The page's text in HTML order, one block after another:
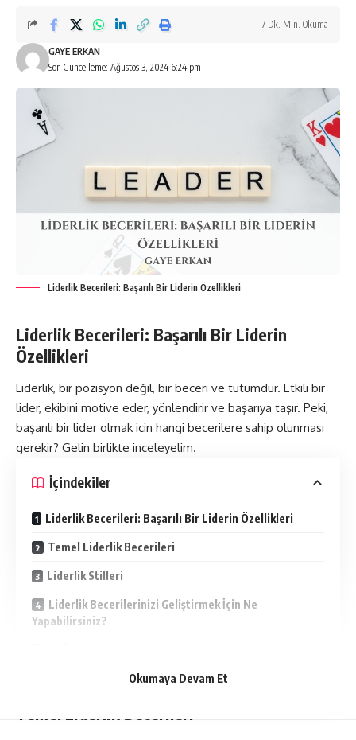
Son Güncelleme: Ağustos 3, 2024 6:24 pm
GAYE ERKAN
7 Dk. Min. Okuma
Liderlik Becerileri: Başarılı Bir Liderin Özellikleri
Liderlik Becerileri: Başarılı Bir Liderin
Özellikleri
Liderlik, bir pozisyon değil, bir beceri ve tutumdur. Etkili bir
lider, ekibini motive eder, yönlendirir ve başarıya taşır. Peki,
başarılı bir lider olmak için hangi becerilere sahip olunması
gerekir? Gelin birlikte inceleyelim.
İçindekiler
Liderlik Becerileri: Başarılı Bir Liderin Özellikleri
Temel Liderlik Becerileri
Liderlik Stilleri
Liderlik Becerilerinizi Geliştirmek İçin Ne
Yapabilirsiniz?
Liderlik Stilleri ve Diğer Önemli Noktalar
Okumaya Devam Et